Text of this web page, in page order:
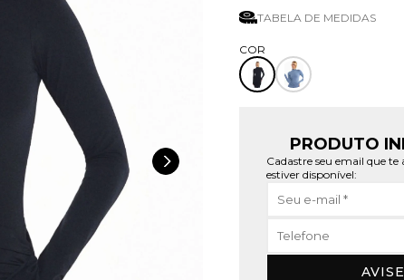
TABELA DE MEDIDAS
PRODUTO
Cadastre seu email que
estiver disponível: